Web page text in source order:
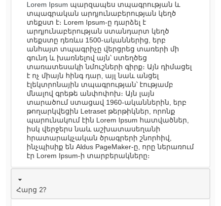
Lorem Ipsum պարզապես տպագրության և
տպագրական արդյունաբերության կեղծ
տեքստ է։ Lorem Ipsum-ը դարձել է
արդյունաբերության ստանդարտ կեղծ
տեքստը դեռևս 1500-ականներից, երբ
անհայտ տպագրիչը վերցրեց տառերի մի
գունդ և խառնելով այն՝ ստեղծեց
տառատեսակի նմուշների գիրք։ Այն դիմացել
է ոչ միայն հինգ դար, այլ նաև անցել
էլեկտրոնային տպագրության՝ էությամբ
մնալով գրեթե անփոփոխ։ Այն լայն
տարածում ստացավ 1960-ականներին, երբ
թողարկվեցին Letraset թերթիկներ, որոնք
պարունակում էին Lorem Ipsum հատվածներ,
իսկ վերջերս նաև աշխատասեղանի
հրատարակչական ծրագրերի շնորհիվ,
ինչպիսիք են Aldus PageMaker-ը, որը ներառում
էր Lorem Ipsum-ի տարբերակները։
Հարց 2?